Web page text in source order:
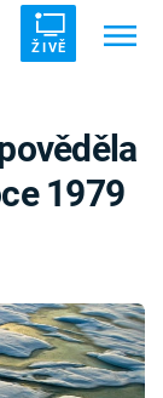
ŽIVĚ
1979